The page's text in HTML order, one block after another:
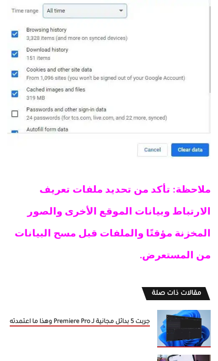
ملاحظة: تأكد من تحديد ملفات تعريف
الارتباط وبيانات الموقع الأخرى والصور
المخزنة مؤقتًا والملفات قبل مسح البيانات
من المستعرض.
مقالات ذات صلة
جربت 5 بدائل مجانية لـ Premiere Pro وهذا ما اعتمدته